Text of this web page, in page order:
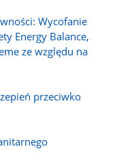
Wycofanie
Energy Balance,
ze względu na
przeciwko